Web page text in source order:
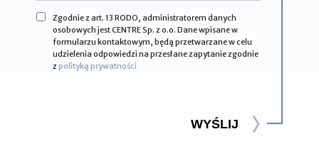
Zgodnie z art. 13 RODO, administratorem danych
osobowych jest CENTRE Sp. z o.o. Dane wpisane w
formularzu kontaktowym, będą przetwarzane w celu
udzielenia odpowiedzi na przesłane zapytanie zgodnie
zpolityką prywatności
WYŚLIJ